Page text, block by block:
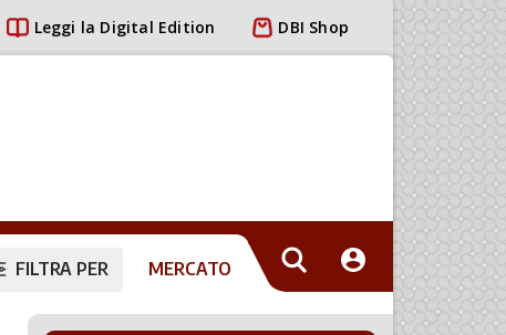
Leggi la Digital Edition DBI Shop
FILTRA PER MERCATO